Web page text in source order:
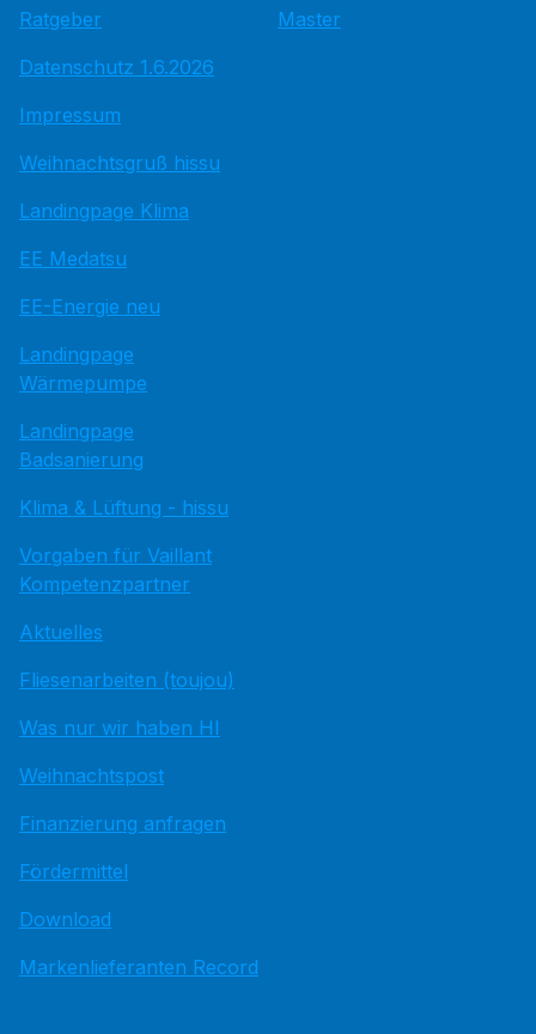
Ratgeber
Datenschutz 1.6.2026
Impressum
Weihnachtsgruß hissu
Landingpage Klima
EE Medatsu
EE-Energie neu
Landingpage
Wärmepumpe
Landingpage
Badsanierung
Klima & Lüftung - hissu
Vorgaben für Vaillant
Kompetenzpartner
Aktuelles
Fliesenarbeiten (toujou)
Was nur wir haben HI
Weihnachtspost
Finanzierung anfragen
Fördermittel
Download
Markenlieferanten Record
Master